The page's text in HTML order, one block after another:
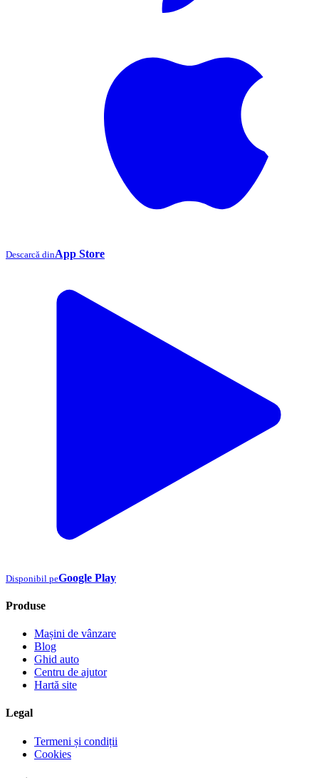
Descarcă dinApp Store
Disponibil peGoogle Play
Produse
Mașini de vânzare
Blog
Ghid auto
Centru de ajutor
Hartă site
Legal
Termeni și condiții
Cookies